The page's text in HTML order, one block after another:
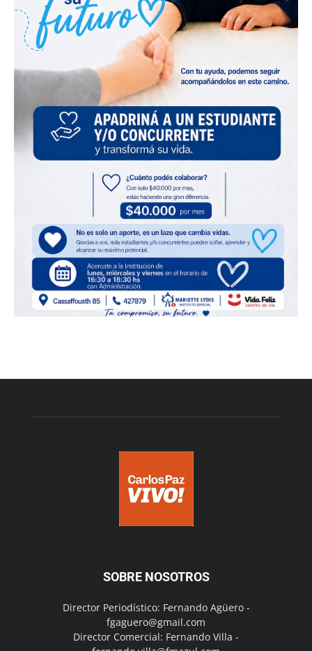
SOBRE NOSOTROS
Director Periodístico: Fernando Agüero -
fgaguero@gmail.com
Director Comercial: Fernando Villa -